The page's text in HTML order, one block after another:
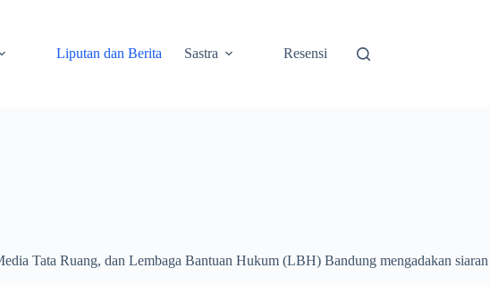
Liputan dan Berita Sastra Resensi
Tata Ruang, dan Lembaga Bantuan Hukum (LBH) Bandung mengadakan siaran